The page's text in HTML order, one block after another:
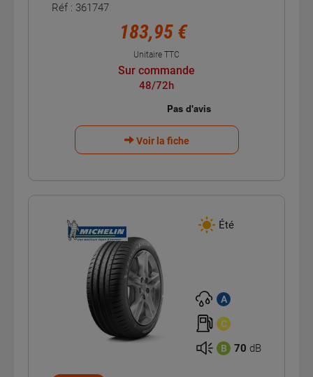
Réf : 361747
183,95 €
Unitaire TTC
Sur commande
48/72h
Voir la fiche
Été
A
C
B 70 dB